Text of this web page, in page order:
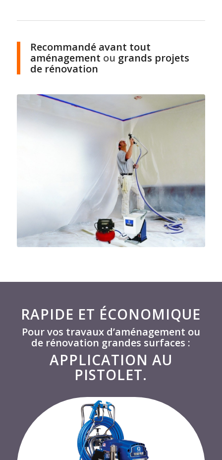
Recommandé avant tout
aménagement ou grands projets
de rénovation
RAPIDE ET ÉCONOMIQUE
Pour vos travaux d’aménagement ou
de rénovation grandes surfaces :
APPLICATION AU
PISTOLET.